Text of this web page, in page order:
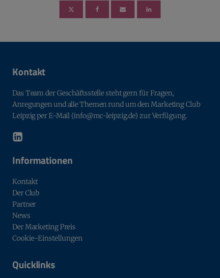
Kontakt
Das Team der Geschäftsstelle steht gern für Fragen,
Anregungen und alle Themen rund um den Marketing Club
Leipzig per E-Mail (info@mc-leipzig.de) zur Verfügung.
Informationen
Kontakt
Der Club
Partner
News
Der Marketing Preis
Cookie-Einstellungen
Quicklinks